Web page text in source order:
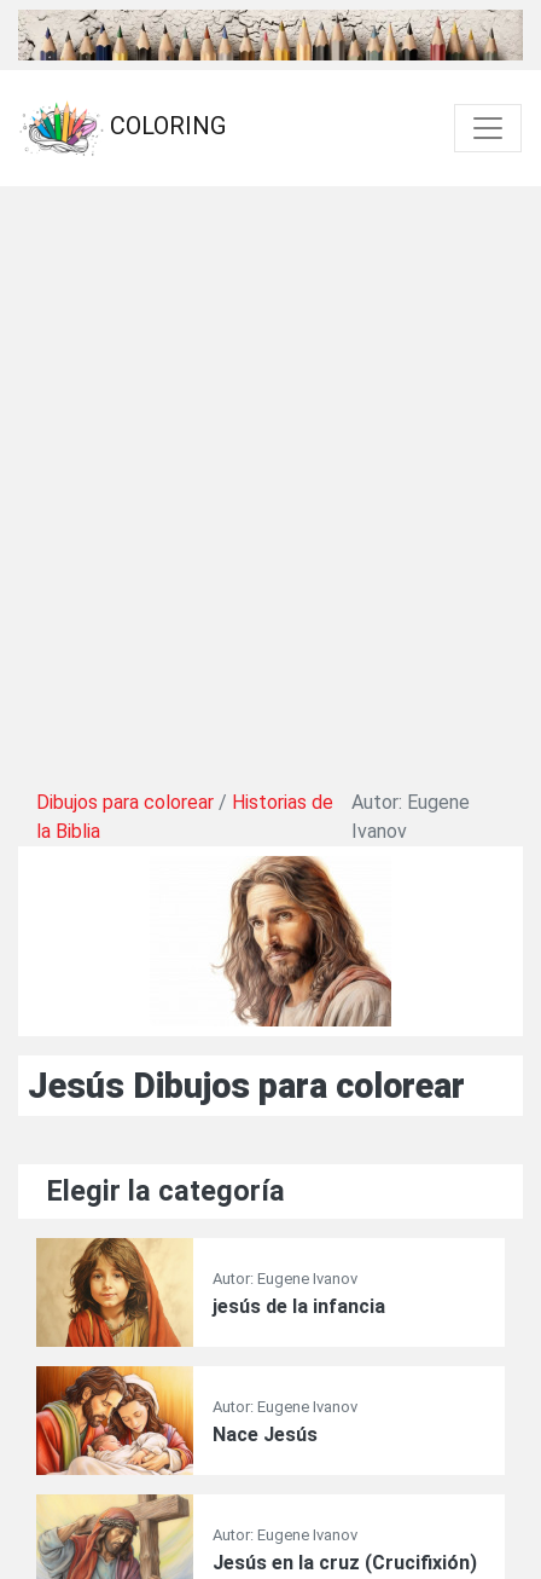
COLORING
Dibujos para colorear / Historias de
la Biblia
Autor: Eugene
Ivanov
Jesús Dibujos para colorear
Elegir la categoría
Autor: Eugene Ivanov
jesús de la infancia
Autor: Eugene Ivanov
Nace Jesús
Autor: Eugene Ivanov
Jesús en la cruz (Crucifixión)